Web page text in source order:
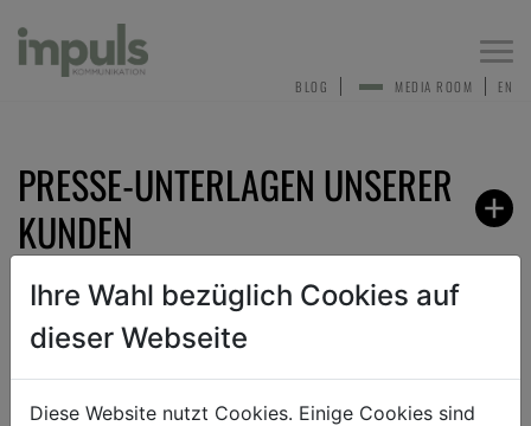
EN
MEDIA ROOM
BLOG
PRESSE-UNTERLAGEN UNSERER
KUNDEN
ZURÜCK
Ihre Wahl bezüglich Cookies auf
dieser Webseite
Diese Website nutzt Cookies. Einige Cookies sind